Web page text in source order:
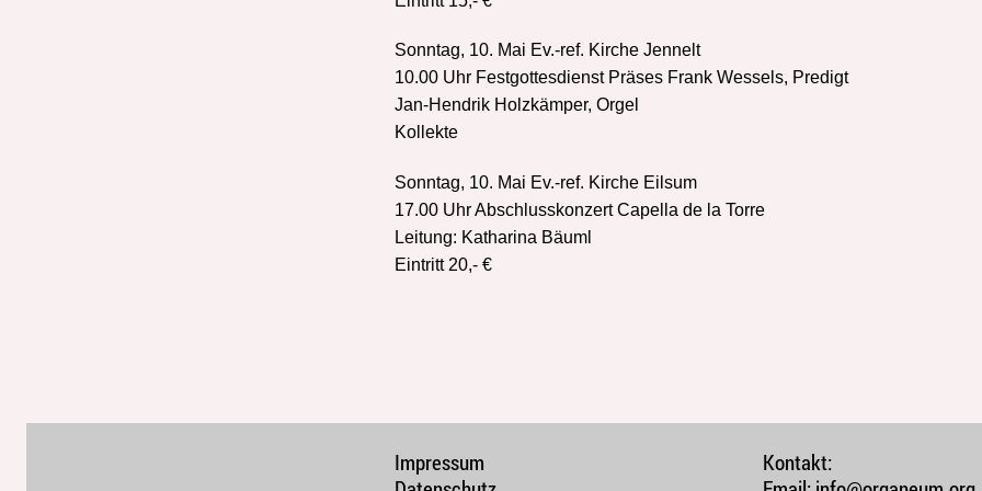
Sonntag, 10. Mai Ev.-ref. Kirche Jennelt
10.00 Uhr Festgottesdienst Präses Frank Wessels, Predigt
Jan-Hendrik Holzkämper, Orgel
Kollekte
Sonntag, 10. Mai Ev.-ref. Kirche Eilsum
17.00 Uhr Abschlusskonzert Capella de la Torre
Leitung: Katharina Bäuml
Eintritt 20,- €
Impressum
Kontakt: